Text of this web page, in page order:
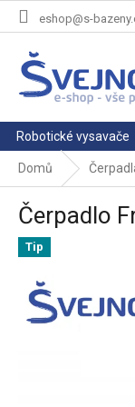
Přejít
eshop@s-
Robotické vysavače
Domů
Čerpadlo
Tip